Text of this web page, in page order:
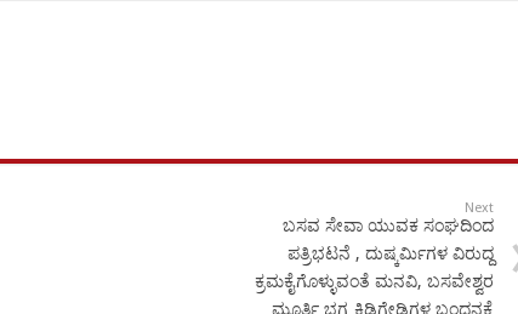
Next
ಬಸವ ಸೇವಾ ಯುವಕ ಸಂಘದಿಂದ
ಪತ್ರಿಭಟನೆ , ದುಷ್ಕರ್ಮಿಗಳ ವಿರುದ್ದ
ಕ್ರಮಕೈಗೊಳ್ಳುವಂತೆ ಮನವಿ, ಬಸವೇಶ್ವರ
ಮೂರ್ತಿ ಭಗ್ನ ಕಿಡಿಗೇಡಿಗಳ ಬಂಧನಕ್ಕೆ